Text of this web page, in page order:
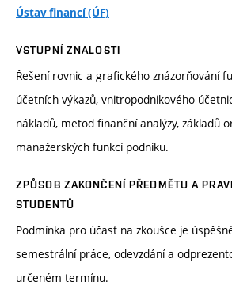
Ústav financí (ÚF)
VSTUPNÍ ZNALOSTI
Řešení rovnic a grafického znázorňování
účetních výkazů, vnitropodnikového
nákladů, metod finanční analýzy, základů
manažerských funkcí podniku.
ZPŮSOB ZAKONČENÍ PŘEDMĚTU A
STUDENTŮ
Podmínka pro účast na zkoušce je
semestrální práce, odevzdání a
určeném termínu.